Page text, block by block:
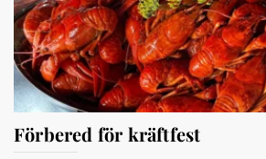
Förbered för kräftfest